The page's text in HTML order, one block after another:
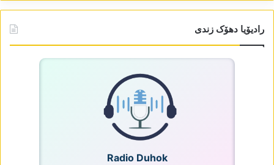
رادیۆیا دھۆک زندی
Radio Duhok